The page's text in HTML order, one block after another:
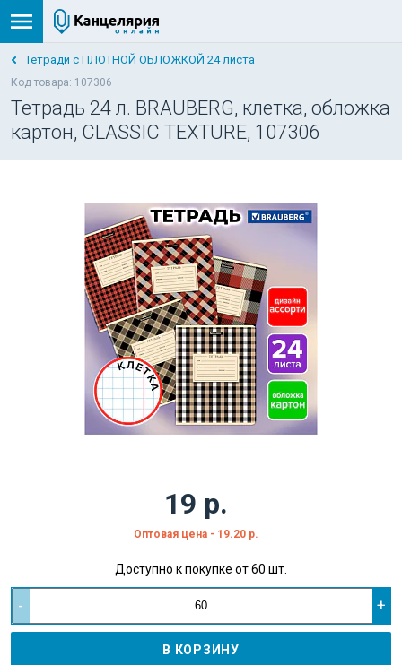
Тетради с ПЛОТНОЙ ОБЛОЖКОЙ 24 листа
Код товара: 107306
Тетрадь 24 л. BRAUBERG, клетка, обложка
картон, CLASSIC TEXTURE, 107306
19 р.
Оптовая цена - 19.20 р.
Доступно к покупке от 60 шт.
- +
В КОРЗИНУ